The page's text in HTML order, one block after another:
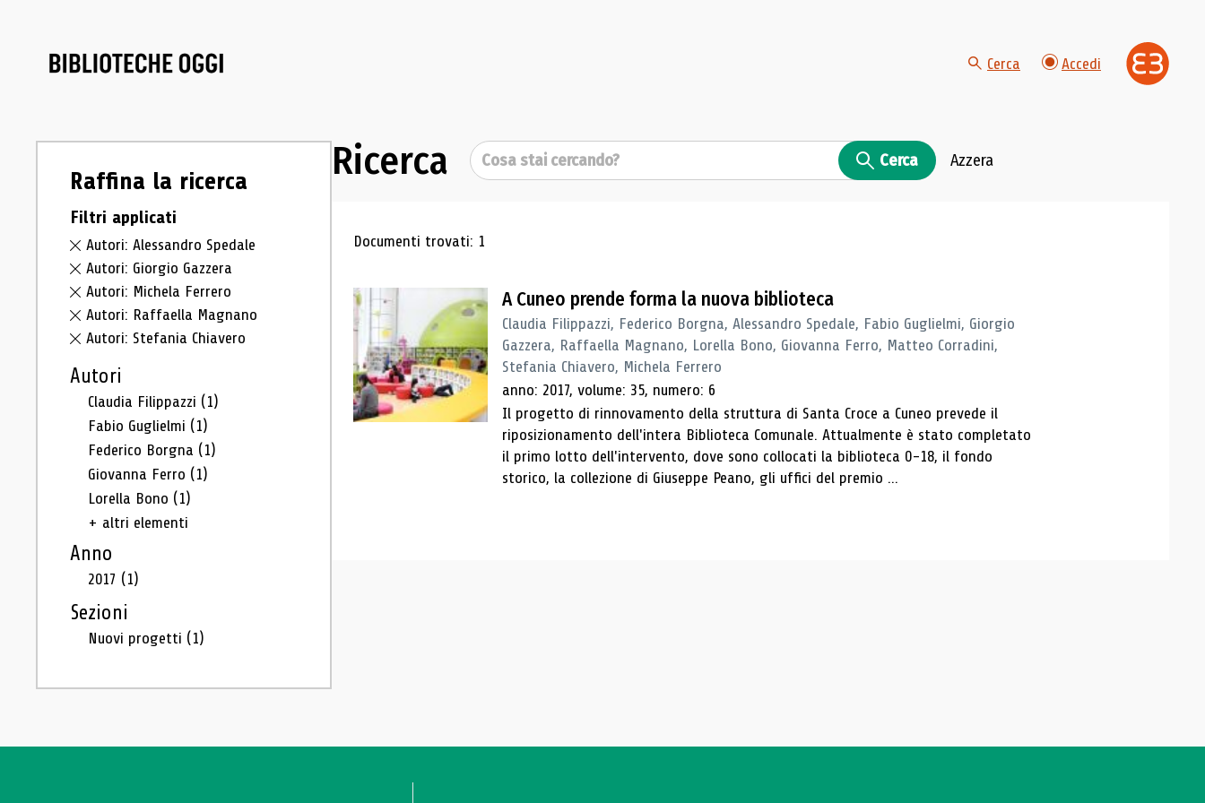
Cerca Accedi
Raffina la ricerca
Filtri applicati
Autori: Alessandro Spedale
Autori: Giorgio Gazzera
Autori: Michela Ferrero
Autori: Raffaella Magnano
Autori: Stefania Chiavero
Autori
Claudia Filippazzi (1)
Fabio Guglielmi (1)
Federico Borgna (1)
Giovanna Ferro (1)
Lorella Bono (1)
+ altri elementi
Anno
2017 (1)
Sezioni
Nuovi progetti (1)
Ricerca Cerca Cerca Azzera
Risultati di ricerca
Documenti trovati: 1
A Cuneo prende forma la nuova biblioteca
Claudia Filippazzi, Federico Borgna, Alessandro Spedale, Fabio Guglielmi, Giorgio
Gazzera, Raffaella Magnano, Lorella Bono, Giovanna Ferro, Matteo Corradini,
Stefania Chiavero, Michela Ferrero
anno: 2017, volume: 35, numero: 6
Il progetto di rinnovamento della struttura di Santa Croce a Cuneo prevede il
riposizionamento dell'intera Biblioteca Comunale. Attualmente è stato completato
il primo lotto dell'intervento, dove sono collocati la biblioteca 0-18, il fondo
storico, la collezione di Giuseppe Peano, gli uffici del premio ...